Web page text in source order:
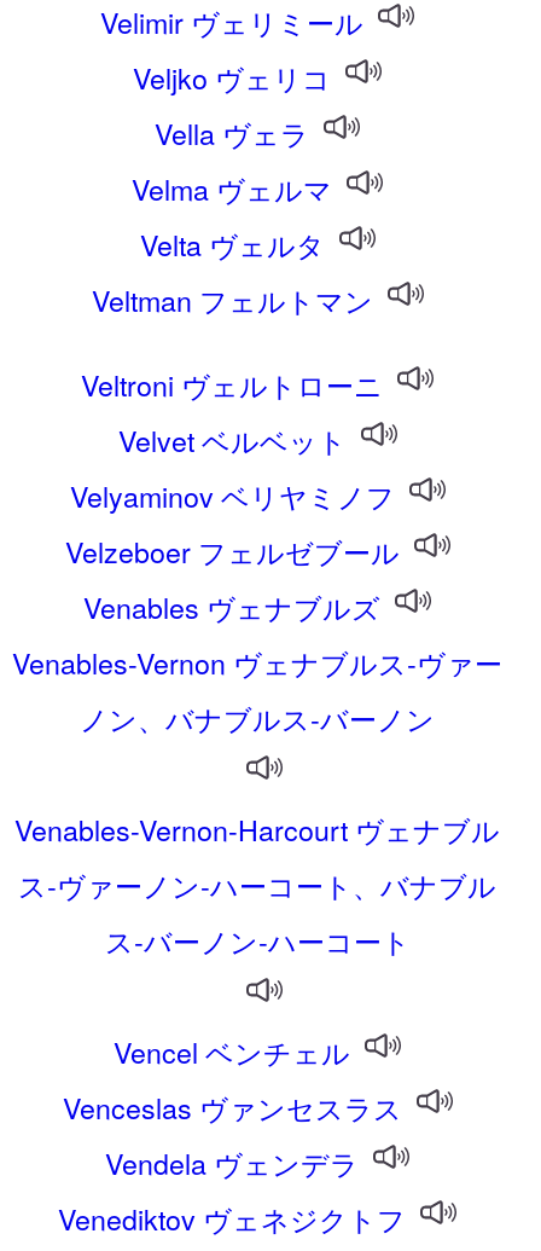
Velimir ヴェリミール
Veljko ヴェリコ
Vella ヴェラ
Velma ヴェルマ
Velta ヴェルタ
Veltman フェルトマン
Veltroni ヴェルトローニ
Velvet ベルベット
Velyaminov ベリヤミノフ
Velzeboer フェルゼブール
Venables ヴェナブルズ
Venables-Vernon ヴェナブルス‐ヴァー
ノン、バナブルス‐バーノン
Venables-Vernon-Harcourt ヴェナブル
ス‐ヴァーノン‐ハーコート、バナブル
ス‐バーノン‐ハーコート
Vencel ベンチェル
Venceslas ヴァンセスラス
Vendela ヴェンデラ
Venediktov ヴェネジクトフ